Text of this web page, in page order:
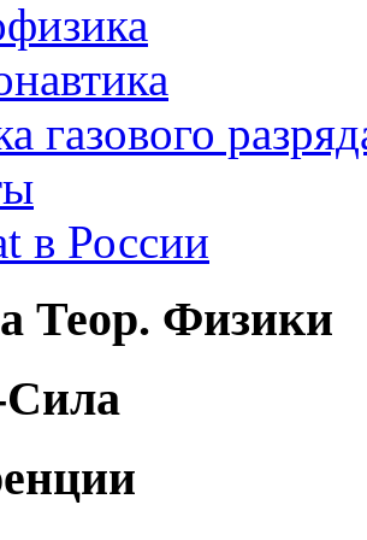
газового
в России
Теор. Физики
Сила